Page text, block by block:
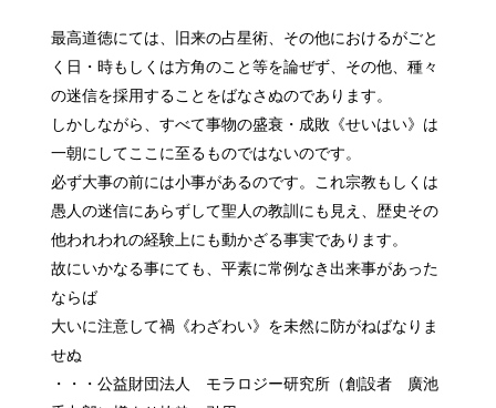
最高道徳にては、旧来の占星術、その他におけるがごと
く日・時もしくは方角のこと等を論ぜず、その他、種々
の迷信を採用することをばなさぬのであります。
しかしながら、すべて事物の盛衰・成敗《せいはい》は
一朝にしてここに至るものではないのです。
必ず大事の前には小事があるのです。これ宗教もしくは
愚人の迷信にあらずして聖人の教訓にも見え、歴史その
他われわれの経験上にも動かざる事実であります。
故にいかなる事にても、平素に常例なき出来事があった
ならば
大いに注意して禍《わざわい》を未然に防がねばなりま
せぬ
・・・公益財団法人 モラロジー研究所（創設者 廣池